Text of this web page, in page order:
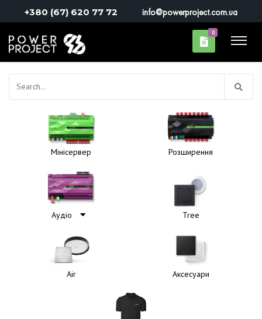
+380 (67) 620 77 72 info@powerproject.com.ua
0
Пошук:
Мінісервер Розширення
Аудіо Tree
Air Аксесуари